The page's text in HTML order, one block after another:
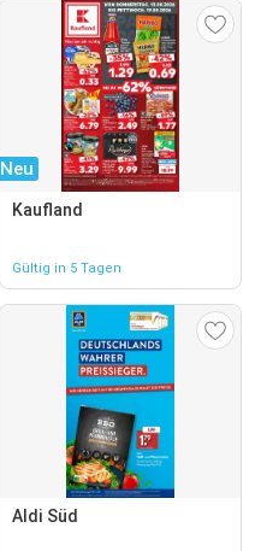
Neu
Kaufland
Gültig in 5 Tagen
Aldi Süd